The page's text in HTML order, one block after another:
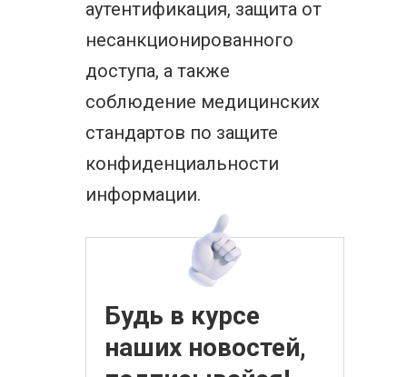
аутентификация, защита от
несанкционированного
доступа, а также
соблюдение медицинских
стандартов по защите
конфиденциальности
информации.
Будь в курсе
наших новостей,